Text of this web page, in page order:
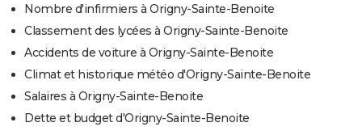
Nombre d'infirmiers à Origny-Sainte-Benoite
Classement des lycées à Origny-Sainte-Benoite
Accidents de voiture à Origny-Sainte-Benoite
Climat et historique météo d'Origny-Sainte-Benoite
Salaires à Origny-Sainte-Benoite
Dette et budget d'Origny-Sainte-Benoite